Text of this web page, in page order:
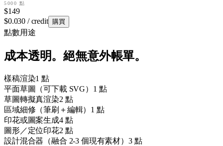
5000 點
$149
$0.030 / credit 購買
點數用途
成本透明。絕無意外帳單。
樣稿渲染1 點
平面草圖（可下載 SVG） 1 點
草圖轉擬真渲染2 點
區域細修（筆刷＋編輯） 1 點
印花或圖案生成4 點
圖形／定位印花2 點
設計混合器（融合 2-3 個現有素材） 3 點